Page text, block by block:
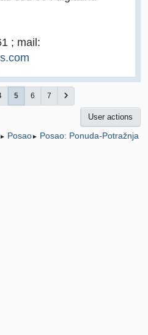
; mail:
5 6 7
User actions
► Posao► Posao: Ponuda-Potražnja